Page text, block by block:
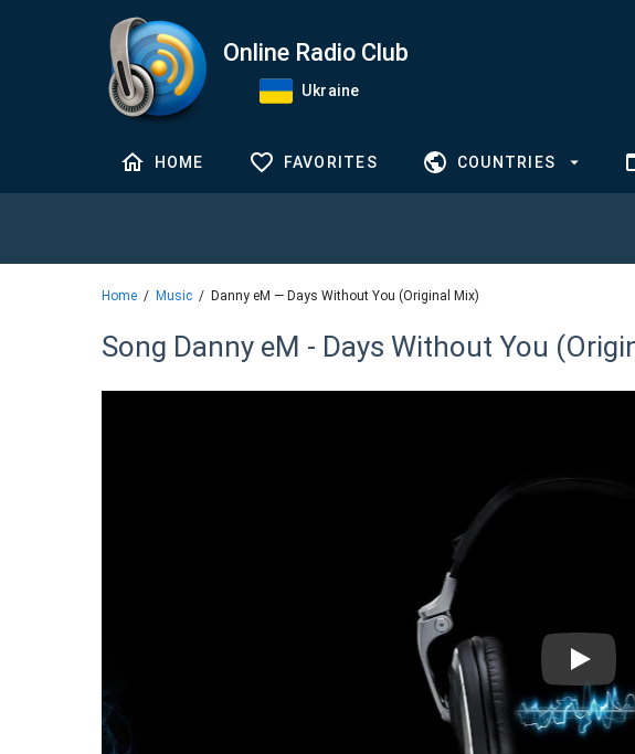
Online Radio Club
Ukraine
HOME FAVORITES COUNTRIES
Home Music Danny eM — Days Without You (Original Mix)
Song Danny eM - Days Without You